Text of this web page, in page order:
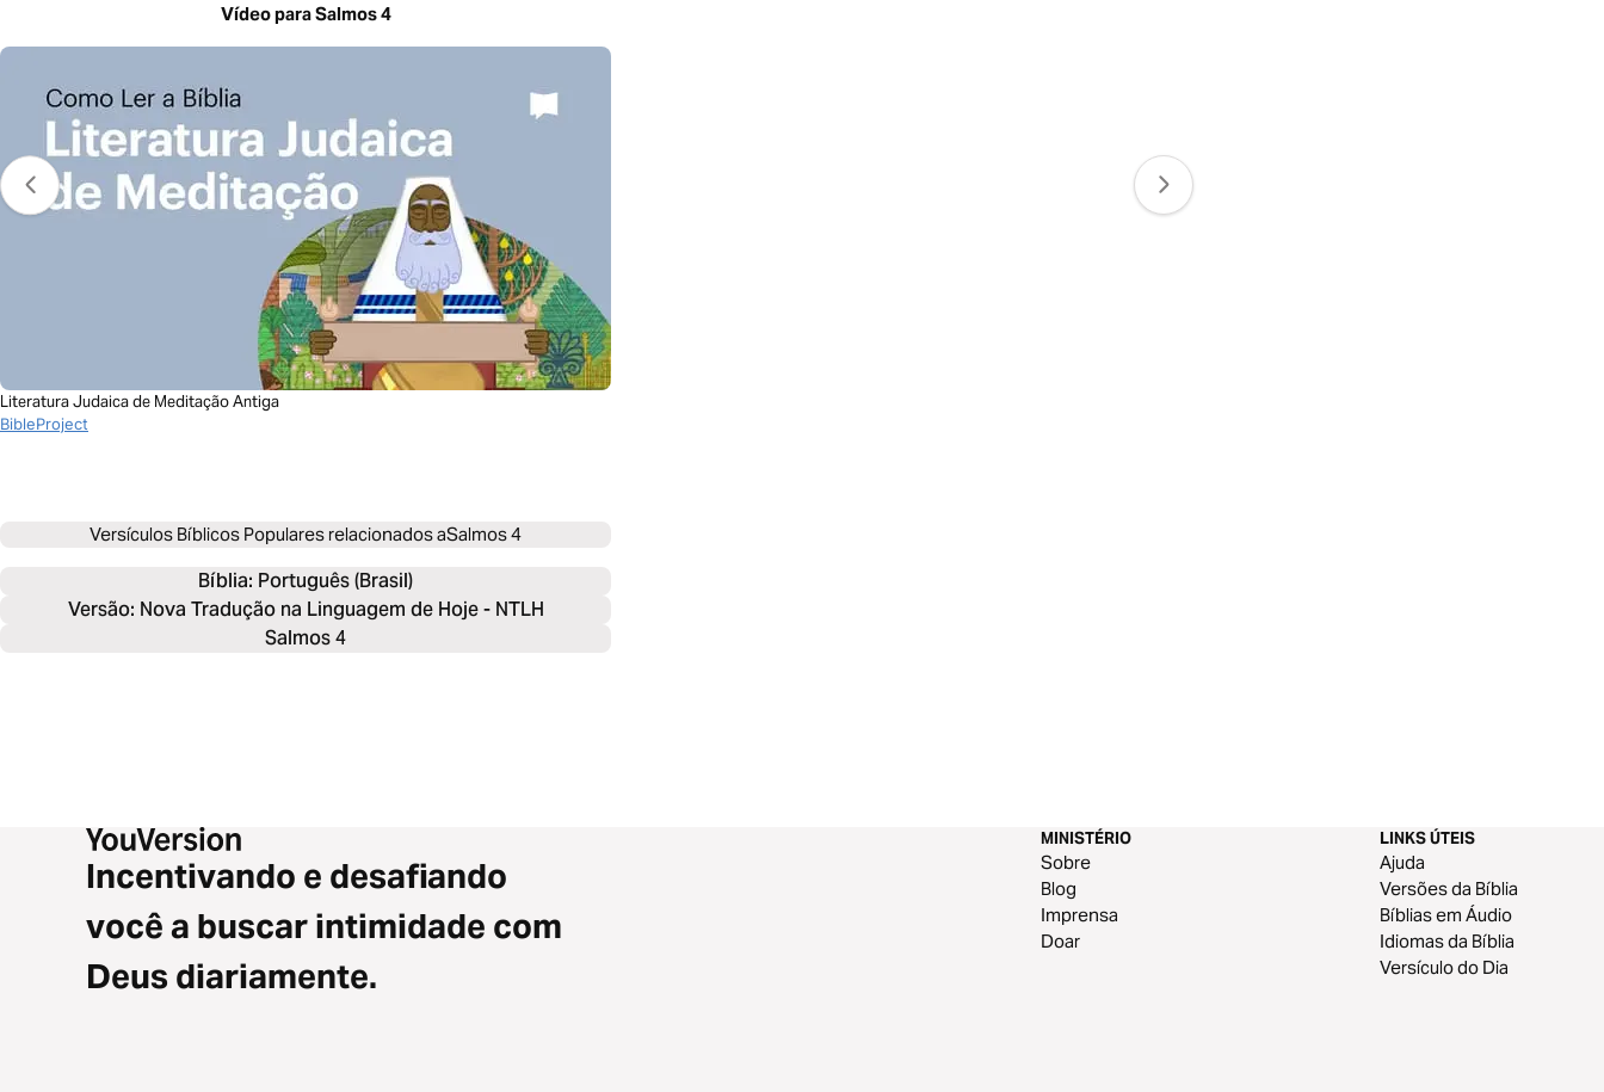
Vídeo para Salmos 4
Literatura Judaica de Meditação Antiga
BibleProject
Versículos Bíblicos Populares relacionados aSalmos 4
Bíblia: Português (Brasil)
Versão: Nova Tradução na Linguagem de Hoje - NTLH
Salmos 4
Incentivando e desafiando
você a buscar intimidade com
Deus diariamente.
MINISTÉRIO
Sobre
Blog
Imprensa
Doar
LINKS ÚTEIS
Ajuda
Versões da Bíblia
Bíblias em Áudio
Idiomas da Bíblia
Versículo do Dia